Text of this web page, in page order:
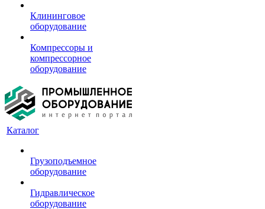
Клининговое
оборудование
Компрессоры и
компрессорное
оборудование
Каталог
Грузоподъемное
оборудование
Гидравлическое
оборудование